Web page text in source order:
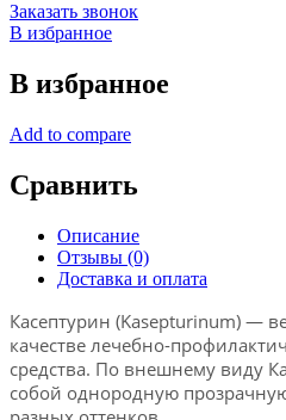
Заказать звонок
В избранное
В избранное
Add to compare
Сравнить
Описание
Отзывы (0)
Доставка и оплата
Касептурин (Kasepturinum) —
качестве лечебно-
средства. По внешнему виду
собой однородную